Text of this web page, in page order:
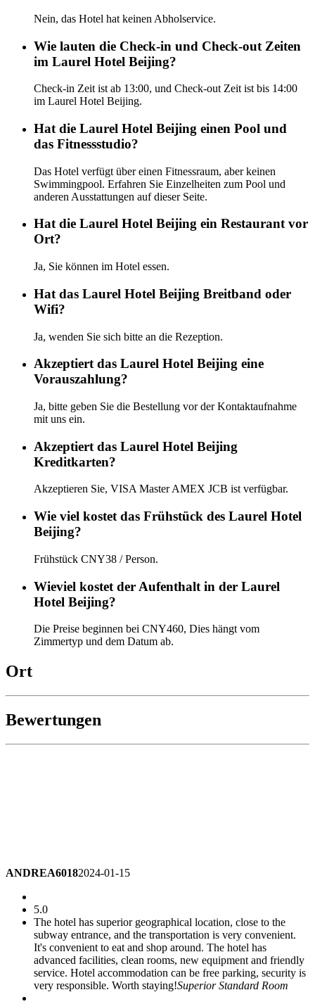
Nein, das Hotel hat keinen Abholservice.
Wie lauten die Check-in und Check-out Zeiten
im Laurel Hotel Beijing?
Check-in Zeit ist ab 13:00, und Check-out Zeit ist bis 14:00
im Laurel Hotel Beijing.
Hat die Laurel Hotel Beijing einen Pool und
das Fitnessstudio?
Das Hotel verfügt über einen Fitnessraum, aber keinen
Swimmingpool. Erfahren Sie Einzelheiten zum Pool und
anderen Ausstattungen auf dieser Seite.
Hat die Laurel Hotel Beijing ein Restaurant vor
Ort?
Ja, Sie können im Hotel essen.
Hat das Laurel Hotel Beijing Breitband oder
Wifi?
Ja, wenden Sie sich bitte an die Rezeption.
Akzeptiert das Laurel Hotel Beijing eine
Vorauszahlung?
Ja, bitte geben Sie die Bestellung vor der Kontaktaufnahme
mit uns ein.
Akzeptiert das Laurel Hotel Beijing
Kreditkarten?
Akzeptieren Sie, VISA Master AMEX JCB ist verfügbar.
Wie viel kostet das Frühstück des Laurel Hotel
Beijing?
Frühstück CNY38 / Person.
Wieviel kostet der Aufenthalt in der Laurel
Hotel Beijing?
Die Preise beginnen bei CNY460, Dies hängt vom
Zimmertyp und dem Datum ab.
Ort
Bewertungen
ANDREA60182024-01-15
5.0
The hotel has superior geographical location, close to the
subway entrance, and the transportation is very convenient.
It's convenient to eat and shop around. The hotel has
advanced facilities, clean rooms, new equipment and friendly
service. Hotel accommodation can be free parking, security is
very responsible. Worth staying!Superior Standard Room